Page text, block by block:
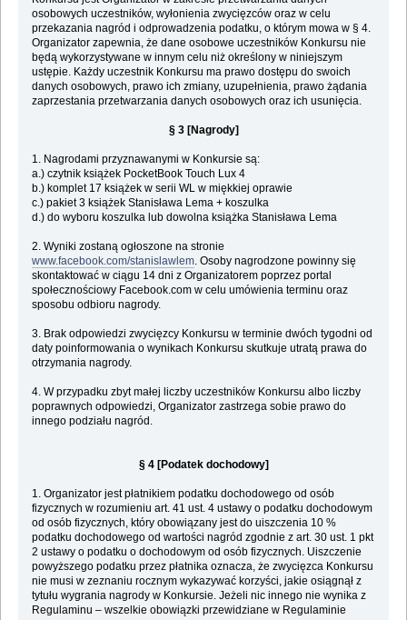
osobowych uczestników, wyłonienia zwycięzców oraz w celu
przekazania nagród i odprowadzenia podatku, o którym mowa w § 4.
Organizator zapewnia, że dane osobowe uczestników Konkursu nie
będą wykorzystywane w innym celu niż określony w niniejszym
ustępie. Każdy uczestnik Konkursu ma prawo dostępu do swoich
danych osobowych, prawo ich zmiany, uzupełnienia, prawo żądania
zaprzestania przetwarzania danych osobowych oraz ich usunięcia.
§ 3 [Nagrody]
1. Nagrodami przyznawanymi w Konkursie są:
a.) czytnik książek PocketBook Touch Lux 4
b.) komplet 17 książek w serii WL w miękkiej oprawie
c.) pakiet 3 książek Stanisława Lema + koszulka
d.) do wyboru koszulka lub dowolna książka Stanisława Lema
2. Wyniki zostaną ogłoszone na stronie
www.facebook.com/stanislawlem. Osoby nagrodzone powinny się
skontaktować w ciągu 14 dni z Organizatorem poprzez portal
społecznościowy Facebook.com w celu umówienia terminu oraz
sposobu odbioru nagrody.
3. Brak odpowiedzi zwycięzcy Konkursu w terminie dwóch tygodni od
daty poinformowania o wynikach Konkursu skutkuje utratą prawa do
otrzymania nagrody.
4. W przypadku zbyt małej liczby uczestników Konkursu albo liczby
poprawnych odpowiedzi, Organizator zastrzega sobie prawo do
innego podziału nagród.
§ 4 [Podatek dochodowy]
1. Organizator jest płatnikiem podatku dochodowego od osób
fizycznych w rozumieniu art. 41 ust. 4 ustawy o podatku dochodowym
od osób fizycznych, który obowiązany jest do uiszczenia 10 %
podatku dochodowego od wartości nagród zgodnie z art. 30 ust. 1 pkt
2 ustawy o podatku o dochodowym od osób fizycznych. Uiszczenie
powyższego podatku przez płatnika oznacza, że zwycięzca Konkursu
nie musi w zeznaniu rocznym wykazywać korzyści, jakie osiągnął z
tytułu wygrania nagrody w Konkursie. Jeżeli nic innego nie wynika z
Regulaminu – wszelkie obowiązki przewidziane w Regulaminie